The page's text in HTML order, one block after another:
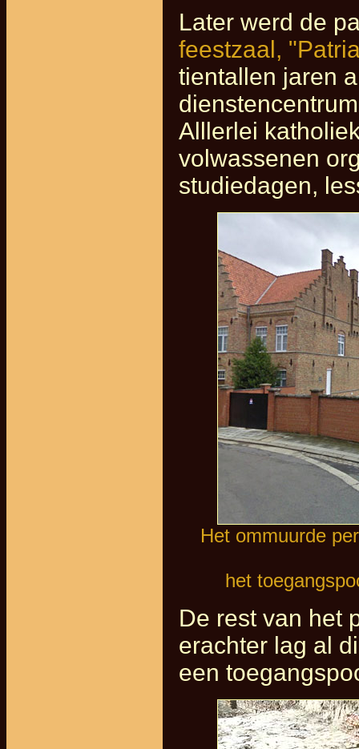
Later werd de
feestzaal,
tientallen jaren
Alllerlei
volwassenen
studiedagen,
Het ommuurde
het
De rest van het
erachter lag al
een